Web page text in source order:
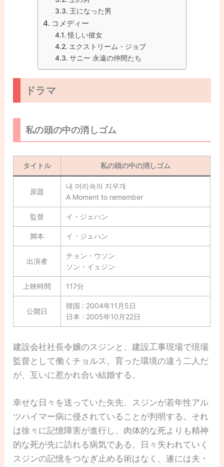
王になった男
コメディー
怪しい彼女
エクストリーム・ジョブ
サニー 永遠の仲間たち
ドラマ
私の頭の中の消しゴム
タイトル 私の頭の中の消しゴム
原題
내 머리속의 지우개
A Moment to remember
監督 イ・ジェハン
脚本 イ・ジェハン
出演者
チョン・ウソン
ソン・イェジン
上映時間 117分
公開日
韓国 : 2004年11月5日
日本 : 2005年10月22日
建設会社社長令嬢のスジンと、建設工事現場で現場
監督として働くチョルス。育った環境の違う二人だ
が、互いに惹かれ合い結婚する。
幸せな日々を送っていた矢先、スジンが若年性アル
ツハイマー病に侵されていることが判明する。それ
は徐々に記憶障害が進行し、肉体的な死よりも精神
的な死が先に訪れる病気である。日々失われていく
スジンの記憶をつなぎ止める術はなく、遂には夫・